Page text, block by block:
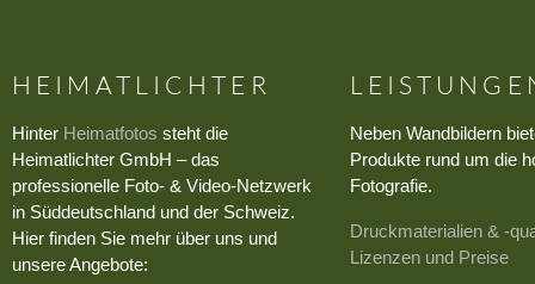
HEIMATLICHTER
Hinter Heimatfotos steht die
Heimatlichter GmbH – das
professionelle Foto- & Video-Netzwerk
in Süddeutschland und der Schweiz.
Hier finden Sie mehr über uns und
unsere Angebote:
Neben Wandbildern
Produkte rund um die
Fotografie.
Druckmaterialien & -
Lizenzen und Preise